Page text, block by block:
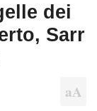
dei
Sarr